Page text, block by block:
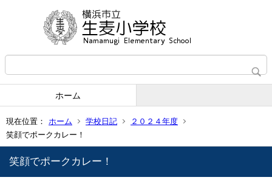
ホーム
現在位置： ホーム 学校日記
２０２４年度
笑顔でポークカレー！
笑顔でポークカレー！